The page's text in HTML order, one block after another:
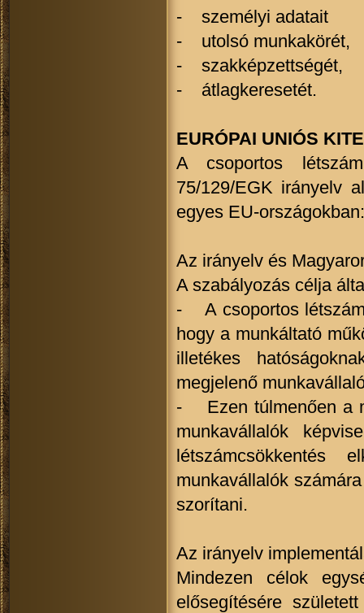
- személyi adatait
- utolsó munkakörét,
- szakképzettségét,
- átlagkeresetét.
EURÓPAI UNIÓS
A csoportos
75/129/EGK irányelv
egyes EU-országokban:
Az irányelv és
A szabályozás célja
- A csoportos
hogy a munkáltató
illetékes
megjelenő
- Ezen túlmenően a
munkavállalók
munkavállalók
szorítani.
Az irányelv
Mindezen célok
elősegítésére